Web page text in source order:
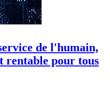
de l'humain,
rentable pour tous